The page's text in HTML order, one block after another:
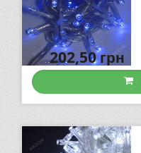
202,50грн